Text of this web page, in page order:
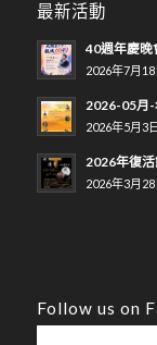
最新活動
40週年慶晚
2026年7月
2026-05月-
2026年5月3
2026年復
2026年3月
Follow us on